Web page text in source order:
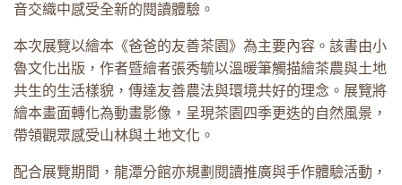
音交織中感受全新的閱讀體驗。
本次展覽以繪本《爸爸的友善茶園》為主要內容。該書由小
魯文化出版，作者暨繪者張秀毓以溫暖筆觸描繪茶農與土地
共生的生活樣貌，傳達友善農法與環境共好的理念。展覽將
繪本畫面轉化為動畫影像，呈現茶園四季更迭的自然風景，
帶領觀眾感受山林與土地文化。
配合展覽期間，龍潭分館亦規劃閱讀推廣與手作體驗活動，